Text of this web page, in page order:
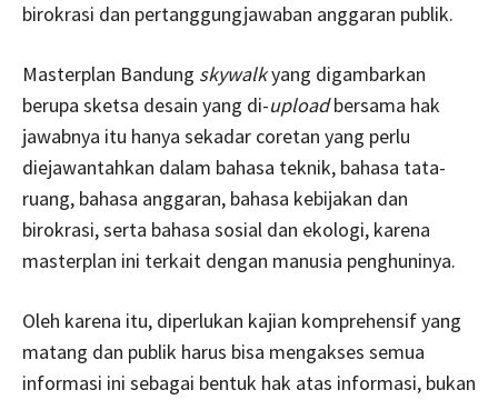
birokrasi dan pertanggungjawaban anggaran publik.
Masterplan Bandung skywalkyang digambarkan
berupa sketsa desain yang di-uploadbersama hak
jawabnya itu hanya sekadar coretan yang perlu
diejawantahkan dalam bahasa teknik, bahasa tata-
ruang, bahasa anggaran, bahasa kebijakan dan
birokrasi, serta bahasa sosial dan ekologi, karena
masterplan ini terkait dengan manusia penghuninya.
Oleh karena itu, diperlukan kajian komprehensif yang
matang dan publik harus bisa mengakses semua
informasi ini sebagai bentuk hak atas informasi, bukan